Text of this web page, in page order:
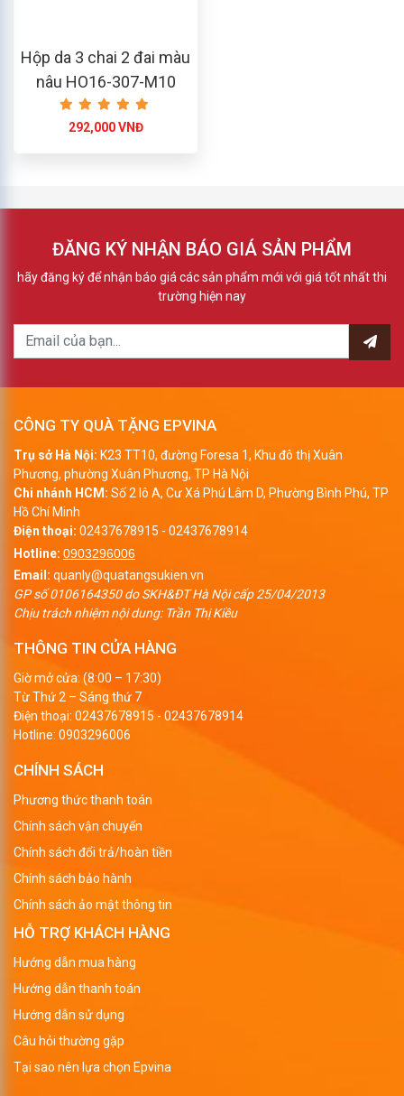
Hộp da 3 chai 2 đai màu
nâu HO16-307-M10
292,000 VNĐ
ĐĂNG KÝ NHẬN BÁO GIÁ SẢN PHẨM
hãy đăng ký để nhận báo giá các sản phẩm mới với giá tốt nhất thi
trường hiện nay
CÔNG TY QUÀ TẶNG EPVINA
Trụ sở Hà Nội: K23 TT10, đường Foresa 1, Khu đô thị Xuân
Phương, phường Xuân Phương, TP Hà Nội
Chi nhánh HCM: Số 2 lô A, Cư Xá Phú Lâm D, Phường Bình Phú, TP
Hồ Chí Minh
Điện thoại: 02437678915 - 02437678914
Hotline: 0903296006
Email: quanly@quatangsukien.vn
GP số 0106164350 do SKH&ĐT Hà Nội cấp 25/04/2013
Chịu trách nhiệm nội dung: Trần Thị Kiều
THÔNG TIN CỬA HÀNG
Giờ mở cửa: (8:00 – 17:30)
Từ Thứ 2 – Sáng thứ 7
Điện thoại: 02437678915 - 02437678914
Hotline: 0903296006
CHÍNH SÁCH
Phương thức thanh toán
Chính sách vận chuyển
Chính sách đổi trả/hoàn tiền
Chính sách bảo hành
Chính sách ảo mật thông tin
HỖ TRỢ KHÁCH HÀNG
Hướng dẫn mua hàng
Hướng dẫn thanh toán
Hướng dẫn sử dụng
Câu hỏi thường gặp
Tại sao nên lựa chọn Epvina